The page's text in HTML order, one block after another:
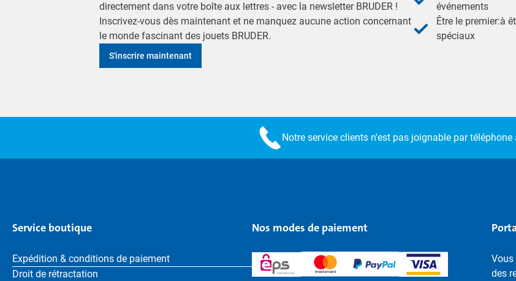
directement dans votre boîte aux lettres - avec la newsletter BRUDER !
Inscrivez-vous dès maintenant et ne manquez aucune action concernant
le monde fascinant des jouets BRUDER.
S'inscrire maintenant
événements
Être le premier:à
spéciaux
Notre service clients n'est pas joignable par téléphone
Service boutique
Expédition & conditions de paiement
Droit de rétractation
Nos modes de paiement
Vous
des